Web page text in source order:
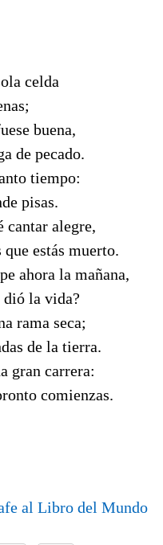
celda
buena,
de pecado.
tiempo:
pisas.
cantar alegre,
estás muerto.
ahora la mañana,
dió la vida?
rama seca;
de la tierra.
gran carrera:
comienzas.
al Libro del Mundo